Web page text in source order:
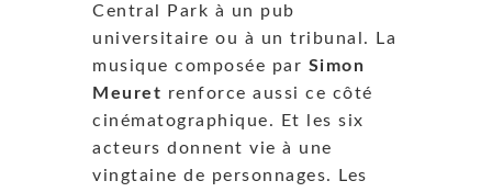
Central Park à un pub
universitaire ou à un tribunal. La
musique composée par Simon
Meuret renforce aussi ce côté
cinématographique. Et les six
acteurs donnent vie à une
vingtaine de personnages. Les